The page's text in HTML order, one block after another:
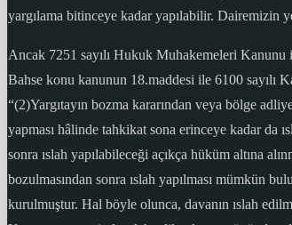
yargılama bitinceye kadar yapılabilir. Dairemizin
Ancak 7251 sayılı Hukuk Muhakemeleri Kanunu
Bahse konu kanunun 18.maddesi ile 6100 sayılı
“(2)Yargıtayın bozma kararından veya bölge
yapması hâlinde tahkikat sona erinceye kadar da
sonra ıslah yapılabileceği açıkça hüküm altına
bozulmasından sonra ıslah yapılması mümkün
kurulmuştur. Hal böyle olunca, davanın ıslah